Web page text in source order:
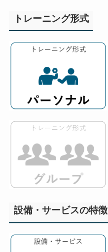
トレーニング形式
設備・サービスの特徴